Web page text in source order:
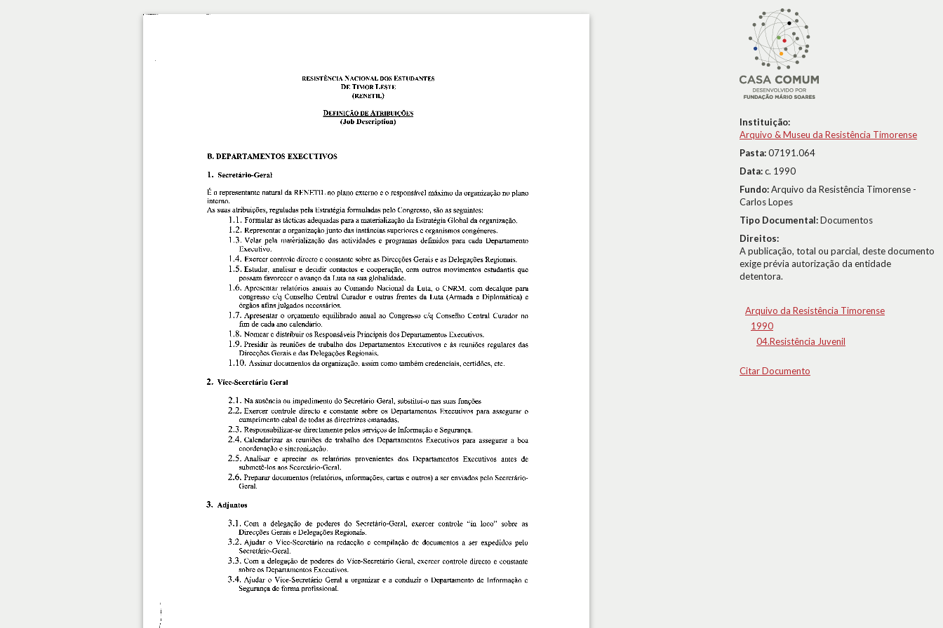
Instituição:
Arquivo & Museu da Resistência Timorense
Pasta:07191.064
Data:c. 1990
Fundo:Arquivo da Resistência Timorense -
Carlos Lopes
Tipo Documental:Documentos
Direitos:
A publicação, total ou parcial, deste documento
exige prévia autorização da entidade
detentora.
Arquivo da Resistência Timorense
1990
04.Resistência Juvenil
Citar Documento